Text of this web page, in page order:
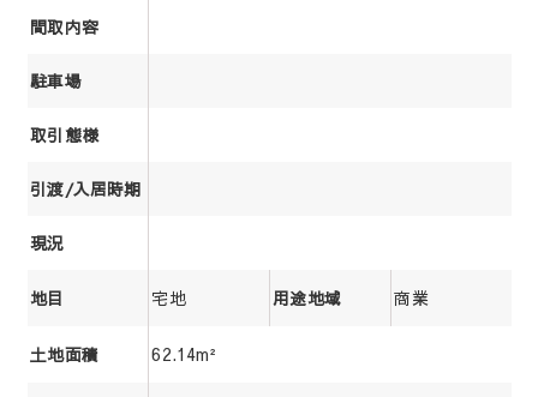
間取内容
駐車場
取引態様
引渡/入居時期
現況
地目 宅地 用途地域 商業
土地面積 62.14m²